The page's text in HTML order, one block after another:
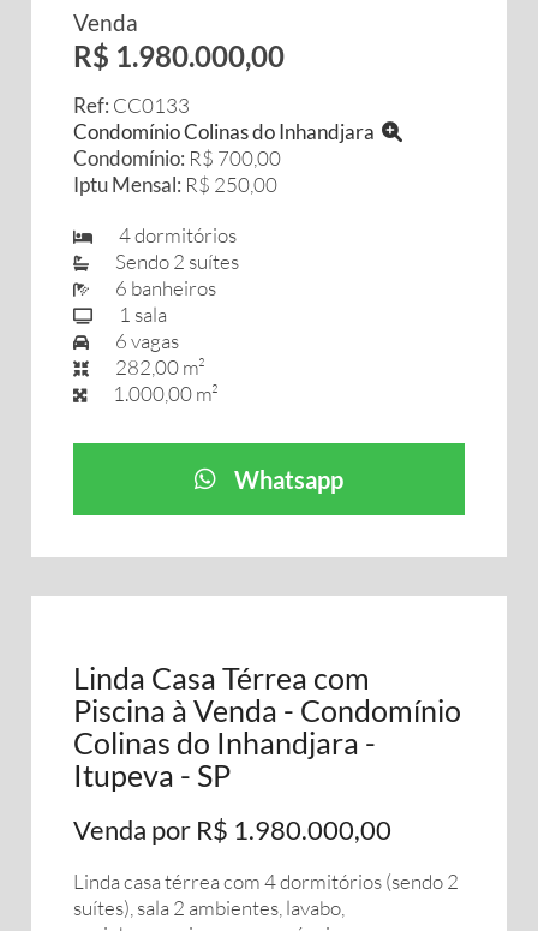
Venda
R$ 1.980.000,00
Ref: CC0133
Condomínio Colinas do Inhandjara
Condomínio: R$ 700,00
Iptu Mensal: R$ 250,00
4 dormitórios
Sendo 2 suítes
6 banheiros
1 sala
6 vagas
282,00 m²
1.000,00 m²
Whatsapp
Linda Casa Térrea com
Piscina à Venda - Condomínio
Colinas do Inhandjara -
Itupeva - SP
Venda por R$ 1.980.000,00
Linda casa térrea com 4 dormitórios (sendo 2
suítes), sala 2 ambientes, lavabo,